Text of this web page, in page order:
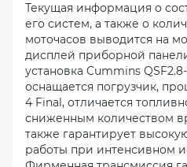
Текущая информация о
его систем, а также о
моточасов выводится на
дисплей приборной
установка Cummins
оснащается погрузчик,
4 Final, отличается
сниженным количеством
также гарантирует
работы при интенсивном